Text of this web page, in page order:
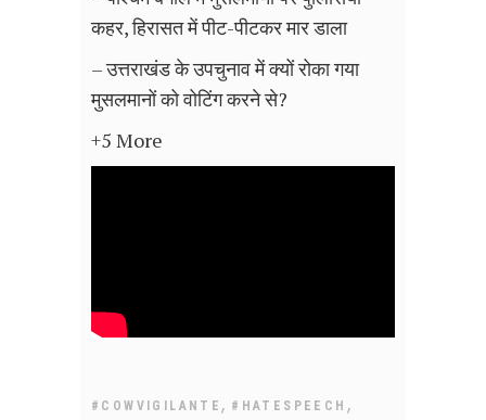
कहर, हिरासत में पीट-पीटकर मार डाला
– उत्तराखंड के उपचुनाव में क्यों रोका गया
मुसलमानों को वोटिंग करने से?
+5 More
#COWVIGILANTE , #HATESPEECH ,